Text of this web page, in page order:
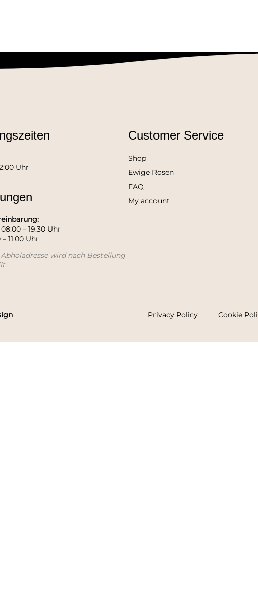
Uhr
– 19:30 Uhr
11:00 Uhr
wird nach Bestellung
Customer Service
Shop
Ewige Rosen
FAQ
My account
Privacy Policy Cookie